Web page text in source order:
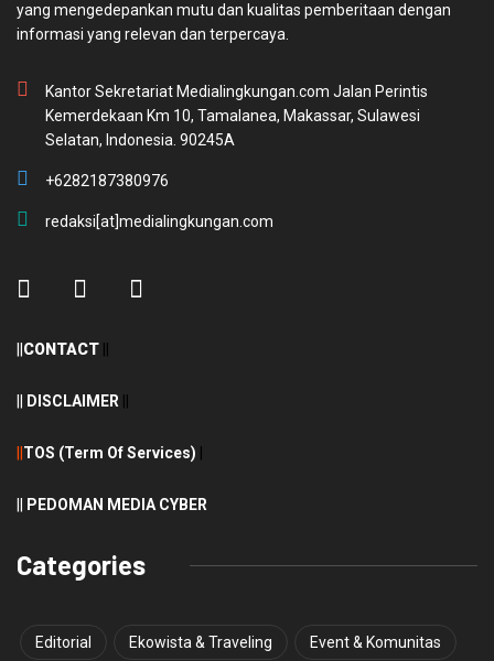
yang mengedepankan mutu dan kualitas pemberitaan dengan
informasi yang relevan dan terpercaya.
Kantor Sekretariat Medialingkungan.com Jalan Perintis
Kemerdekaan Km 10, Tamalanea, Makassar, Sulawesi
Selatan, Indonesia. 90245A
+6282187380976
redaksi[at]medialingkungan.com
CONTACT
DISCLAIMER
TOS (Term Of Services)
PEDOMAN MEDIA CYBER
Categories
Editorial Ekowista & Traveling Event & Komunitas